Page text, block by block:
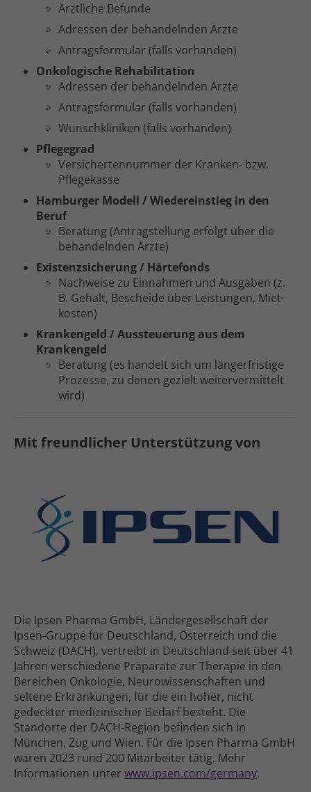
Ärztliche Befunde
Adressen der behandelnden Ärzte
Antrags­formular (falls vorhanden)
Onkologische Rehabilitation
Adressen der behandelnden Ärzte
Antrags­formular (falls vorhanden)
Wunsch­kliniken (falls vorhanden)
Pflege­grad
Versicherten­nummer der Kranken- bzw.
Pflege­kasse
Hamburger Modell / Wieder­einstieg in den
Beruf
Beratung (Antrag­stellung erfolgt über die
behandelnden Ärzte)
Existenz­sicherung / Härte­fonds
Nachweise zu Ein­nahmen und Ausgaben (z.
B. Gehalt, Bescheide über Leistungen, Miet­
kosten)
Kranken­­­geld / Aus­­steuerung aus dem
Kranken­­geld
Beratung (es handelt sich um länger­fristige
Prozesse, zu denen gezielt weiter­vermittelt
wird)
Mit freundlicher Unterstützung von
Die Ipsen Pharma GmbH, Ländergesellschaft der
Ipsen-Gruppe für Deutschland, Österreich und die
Schweiz (DACH), vertreibt in Deutschland seit über 41
Jahren verschiedene Präparate zur Therapie in den
Bereichen Onkologie, Neurowissenschaften und
seltene Erkrankungen, für die ein hoher, nicht
gedeckter medizinischer Bedarf besteht. Die
Standorte der DACH-Region befinden sich in
München, Zug und Wien. Für die Ipsen Pharma GmbH
waren 2023 rund 200 Mitarbeiter tätig. Mehr
Informationen unter www.ipsen.com/germany.